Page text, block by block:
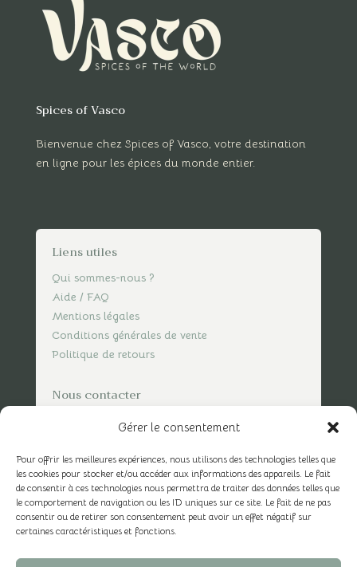
Gérer le consentement
Pour offrir les meilleures expériences, nous utilisons des technologies telles que
les cookies pour stocker et/ou accéder aux informations des appareils. Le fait
de consentir à ces technologies nous permettra de traiter des données telles que
le comportement de navigation ou les ID uniques sur ce site. Le fait de ne pas
consentir ou de retirer son consentement peut avoir un effet négatif sur
certaines caractéristiques et fonctions.
Spices of Vasco
Bienvenue chez Spices of Vasco, votre destination
en ligne pour les épices du monde entier.
Liens utiles
Qui sommes-nous ?
Aide / FAQ
Mentions légales
Conditions générales de vente
Politique de retours
Nous contacter
contact@spicesofvasco.com